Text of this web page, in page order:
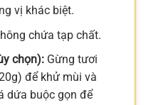
vị khác biệt.
chứa tạp chất.
chọn):Gừng tươi
để khử mùi và
dứa buộc gọn để